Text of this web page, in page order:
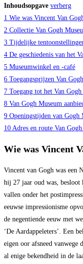
Inhoudsopgave verberg
1 Wie was Vincent Van
2 Collectie Van Gogh
3 Tijdelijke
4 De geschiedenis van het
5 Museumwinkel en -café
6 Toegangsprijzen Van
7 Toegang tot het Van
8 Van Gogh Museum
9 Openingstijden van Gogh
10 Adres en route Van
Wie was Vincent
Vincent van Gogh was een
hij 27 jaar oud was,
vallen onder het
eeuwse impressionisme
de negentiende eeuw met
‘De Aardappeleters’. Een
eigen oor afsneed vanwege
al enige bekendheid in de